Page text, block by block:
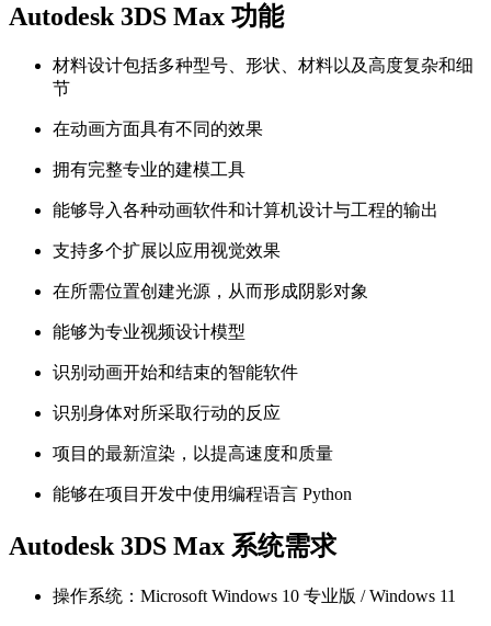
Autodesk 3DS Max 功能
材料设计包括多种型号、形状、材料以及高度复杂和细
节
在动画方面具有不同的效果
拥有完整专业的建模工具
能够导入各种动画软件和计算机设计与工程的输出
支持多个扩展以应用视觉效果
在所需位置创建光源，从而形成阴影对象
能够为专业视频设计模型
识别动画开始和结束的智能软件
识别身体对所采取行动的反应
项目的最新渲染，以提高速度和质量
能够在项目开发中使用编程语言 Python
Autodesk 3DS Max 系统需求
操作系统：Microsoft Windows 10 专业版 / Windows 11